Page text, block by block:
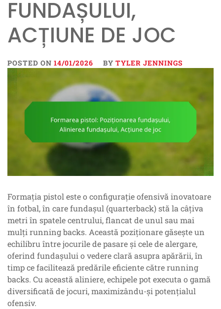
FUNDAȘULUI,
ACȚIUNE DE JOC
POSTED ON 14/01/2026 BY TYLER JENNINGS
Formația pistol este o configurație ofensivă inovatoare
în fotbal, în care fundașul (quarterback) stă la câțiva
metri în spatele centrului, flancat de unul sau mai
mulți running backs. Această poziționare găsește un
echilibru între jocurile de pasare și cele de alergare,
oferind fundașului o vedere clară asupra apărării, în
timp ce facilitează predările eficiente către running
backs. Cu această aliniere, echipele pot executa o gamă
diversificată de jocuri, maximizându-și potențialul
ofensiv.